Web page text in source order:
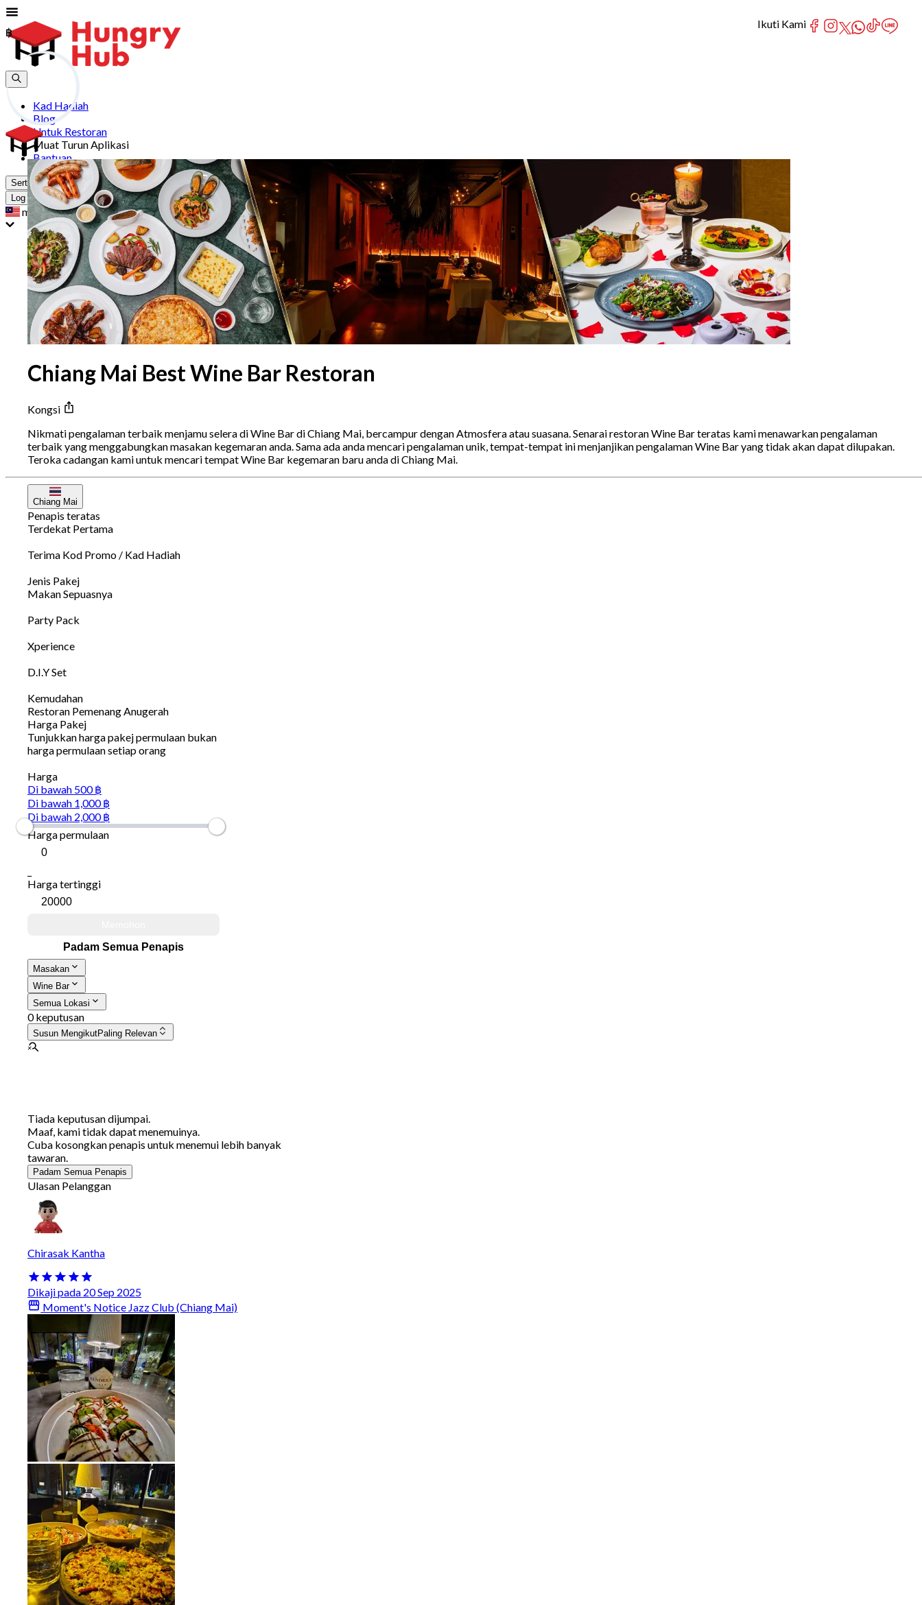
Kad Hadiah
Blog
Untuk Restoran
Muat Turun Aplikasi
Bantuan
Sertai
Log Masuk
my
Chiang Mai Best Wine Bar Restoran
Kongsi
Nikmati pengalaman terbaik menjamu selera di Wine Bar di Chiang Mai, bercampur dengan Atmosfera atau suasana. Senarai restoran Wine Bar teratas kami menawarkan pengalaman
terbaik yang menggabungkan masakan kegemaran anda. Sama ada anda mencari pengalaman unik, tempat-tempat ini menjanjikan pengalaman Wine Bar yang tidak akan dapat dilupakan.
Teroka cadangan kami untuk mencari tempat Wine Bar kegemaran baru anda di Chiang Mai.
Chiang Mai
Penapis teratas
Terdekat Pertama
Terima Kod Promo / Kad Hadiah
Jenis Pakej
Makan Sepuasnya
Party Pack
Xperience
D.I.Y Set
Kemudahan
Restoran Pemenang Anugerah
Harga Pakej
Tunjukkan harga pakej permulaan bukan
harga permulaan setiap orang
Harga
Di bawah 500 ฿
Di bawah 1,000 ฿
Di bawah 2,000 ฿
฿
Harga permulaan
฿
Harga tertinggi
Padam Semua Penapis
Masakan
Wine Bar
Semua Lokasi
0 keputusan
Susun MengikutPaling Relevan
Tiada keputusan dijumpai.
Maaf, kami tidak dapat menemuinya.
Cuba kosongkan penapis untuk menemui lebih banyak
tawaran.
Padam Semua Penapis
Ulasan Pelanggan
Chirasak Kantha
Dikaji pada 20 Sep 2025
Moment's Notice Jazz Club (Chiang Mai)
Ikuti Kami